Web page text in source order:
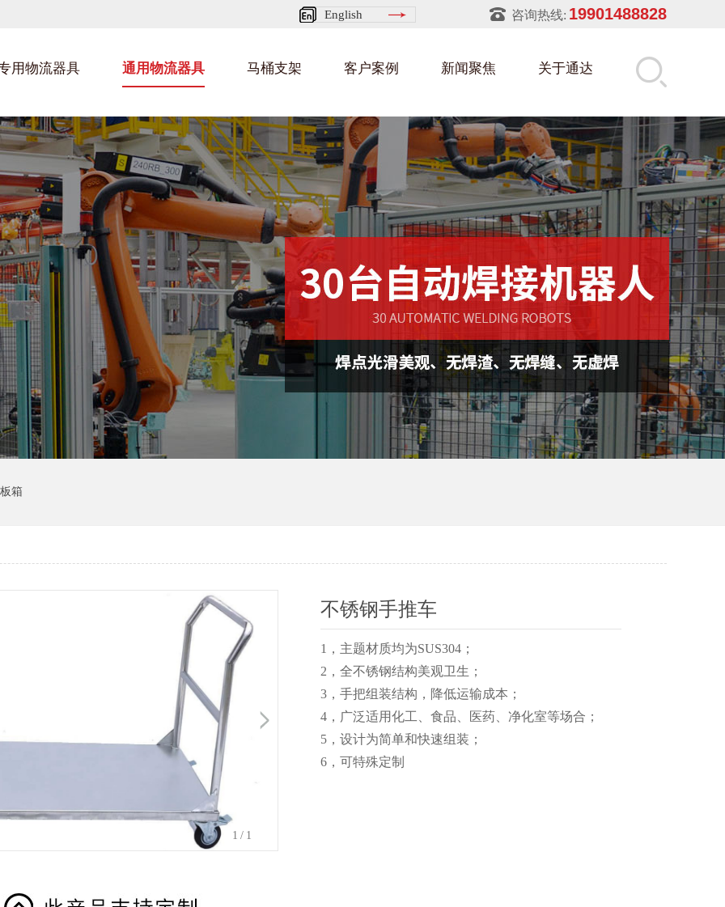
咨询热线: 19901488828
English
用物流器具
纺织业料架
丝车/纺丝车 布车/布匹架 丝箱
建筑部件架
铝型材架 玻璃架 幕墙架 浴缸托盘
通用物流器具
乌龟车/平台车 金属零件盒
钢板箱
货架系统 猪饲料槽
马桶支架 客户案例
化纤纺织行业 建筑行业
化工行业
新闻聚焦 关于通达
箱
1 /1
不锈钢手推车
1，主题材质均为SUS304；
2，全不锈钢结构美观卫生；
3，手把组装结构，降低运输成本；
4，广泛适用化工、食品、医药、净化室等场合；
5，设计为简单和快速组装；
6，可特殊定制